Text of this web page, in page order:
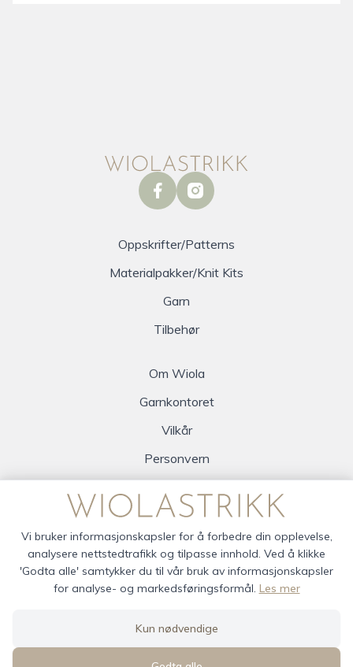
facebookinstagram
Oppskrifter/Patterns
Materialpakker/Knit Kits
Garn
Tilbehør
Om Wiola
Garnkontoret
Vilkår
Personvern
Siden driftes avShoplabs
Vi bruker informasjonskapsler for å forbedre din opplevelse,
analysere nettstedtrafikk og tilpasse innhold. Ved å klikke
'Godta alle' samtykker du til vår bruk av informasjonskapsler
for analyse- og markedsføringsformål. Les mer
Kun nødvendige